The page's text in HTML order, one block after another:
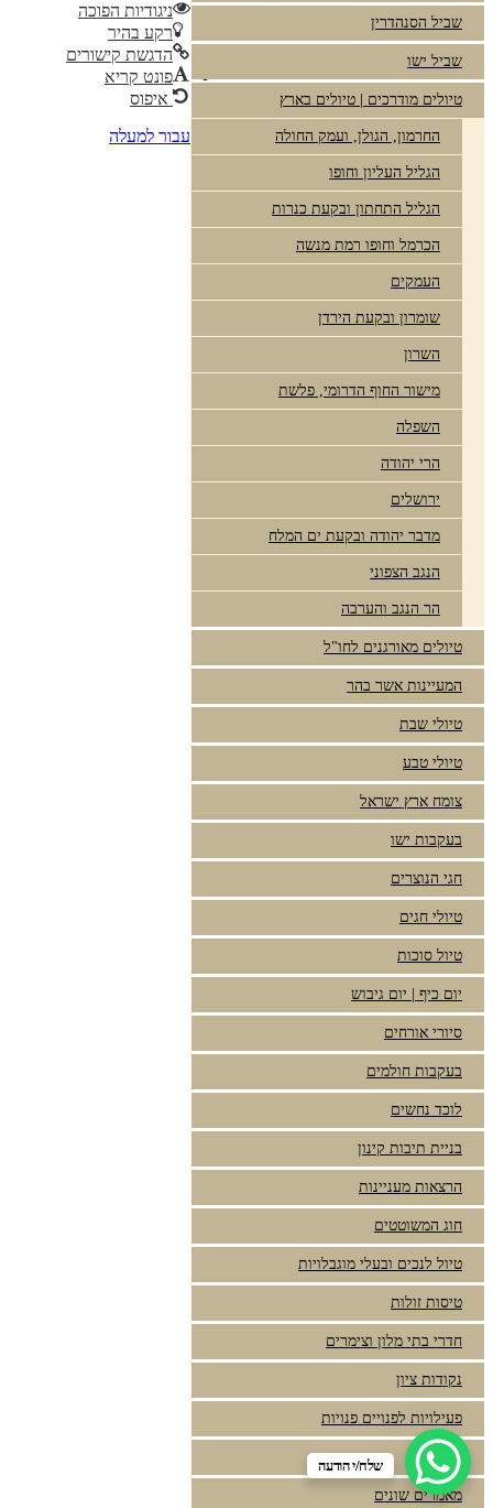
שביל הסנהדרין
שביל ישו
טיולים מודרכים | טיולים בארץ
החרמון, הגולן, ועמק החולה
הגליל העליון וחופו
הגליל התחתון ובקעת כנרות
הכרמל וחופו רמת מנשה
העמקים
שומרון ובקעת הירדן
השרון
מישור החוף הדרומי, פלשת
השפלה
הרי יהודה
ירושלים
מדבר יהודה ובקעת ים המלח
הנגב הצפוני
הר הנגב והערבה
טיולים מאורגנים לחו"ל
המעיינות אשר בהר
טיולי שבת
טיולי טבע
צומח ארץ ישראל
בעקבות ישו
חגי הנוצרים
טיולי חגים
טיול סוכות
יום כיף | יום גיבוש
סיורי אורחים
בעקבות חולמים
לוכד נחשים
בניית תיבות קינון
הרצאות מעניינות
חוג המשוטטים
טיול לנכים ובעלי מוגבלויות
טיסות זולות
חדרי בתי מלון וצימרים
נקודות ציון
פעילויות לפנויים פנויות
מצגות
מאמרים שונים
שלח/י הודעה
ניגודיות הפוכה
רקע בהיר
הדגשת קישורים
פונט קריא
איפוס
עבור למעלה